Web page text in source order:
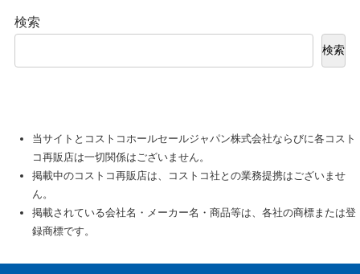
検索
検索
当サイトとコストコホールセールジャパン株式会社ならびに各コスト
コ再販店は一切関係はございません。
掲載中のコストコ再販店は、コストコ社との業務提携はございませ
ん。
掲載されている会社名・メーカー名・商品等は、各社の商標または登
録商標です。